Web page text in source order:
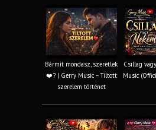
Bármit mondasz, szeretlek
❤️‍? | Gerry Music – Tiltott
szerelem történet
Csillag
Music